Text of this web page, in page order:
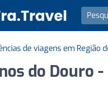
de viagens em Região
do Douro